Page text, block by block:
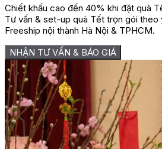
Chiết khấu cao đến 40% khi đặt quà
Tư vấn & set-up quà Tết trọn gói theo
Freeship nội thành Hà Nội & TPHCM.
NHẬN TƯ VẤN & BÁO GIÁ